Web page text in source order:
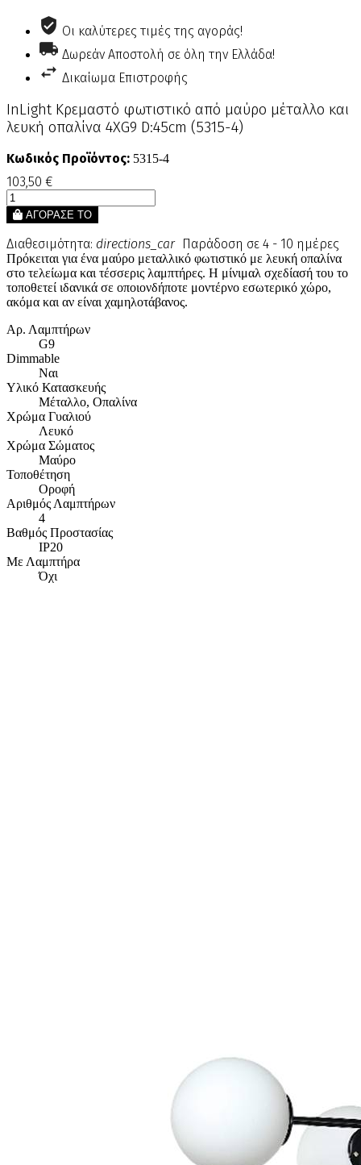
Οι καλύτερες τιμές της αγοράς!
Δωρεάν Αποστολή σε όλη την Ελλάδα!
Δικαίωμα Επιστροφής
InLight Κρεμαστό φωτιστικό από μαύρο μέταλλο και
λευκή οπαλίνα 4XG9 D:45cm (5315-4)
Κωδικός Προϊόντος: 5315-4
103,50 €
ΑΓΟΡΑΣΕ ΤΟ
Διαθεσιμότητα: directions_car Παράδοση σε 4 - 10 ημέρες
Πρόκειται για ένα μαύρο μεταλλικό φωτιστικό με λευκή οπαλίνα
στο τελείωμα και τέσσερις λαμπτήρες. Η μίνιμαλ σχεδίασή του το
τοποθετεί ιδανικά σε οποιονδήποτε μοντέρνο εσωτερικό χώρο,
ακόμα και αν είναι χαμηλοτάβανος.
Αρ. Λαμπτήρων
G9
Dimmable
Ναι
Υλικό Κατασκευής
Μέταλλο, Οπαλίνα
Χρώμα Γυαλιού
Λευκό
Χρώμα Σώματος
Μαύρο
Τοποθέτηση
Οροφή
Αριθμός Λαμπτήρων
4
Βαθμός Προστασίας
IP20
Με Λαμπτήρα
Όχι